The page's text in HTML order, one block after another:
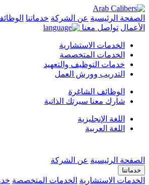
الصفحة الرئيسية عن الشركة خدماتنا
الأعمال تواصل معنا
الخدمات الاستشارية
الخدمات المتخصصة
خدمات التوظيف والتعهيد
التدريب وورش العمل
الوظائف الشاغرة
شارك معنا سيرتك الذاتية
اللغة الإنجليزية
اللغة العربية
الصفحة الرئيسية عن الشركة
خدماتنا
الخدمات الاستشارية الخدمات المتخصصة